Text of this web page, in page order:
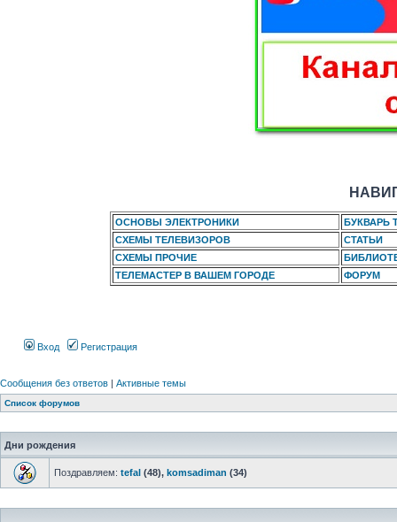
ОСНОВЫ ЭЛЕКТРОНИКИ
БУКВАРЬ
СХЕМЫ ТЕЛЕВИЗОРОВ
СТАТЬИ
СХЕМЫ ПРОЧИЕ
ТЕЛЕМАСТЕР В ВАШЕМ ГОРОДЕ
ФОРУМ
Вход Регистрация
Сообщения без ответов | Активные темы
Список форумов
Дни рождения
Поздравляем: tefal (48), komsadiman (34)